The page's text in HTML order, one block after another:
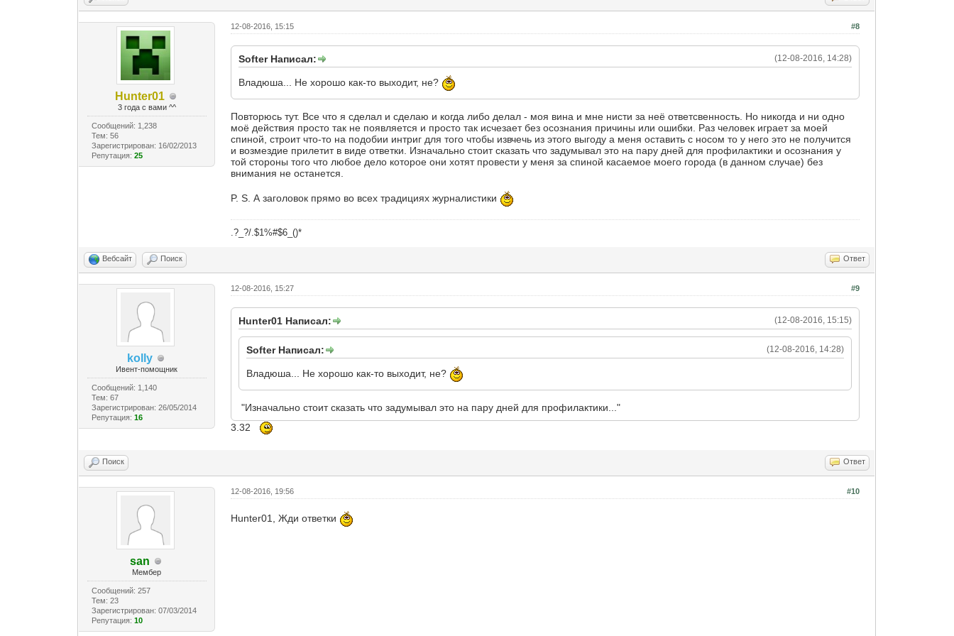
Hunter01
3 года с вами ^^
Сообщений: 1,238
Тем: 56
Зарегистрирован: 16/02/2013
Репутация: 25
#8
12-08-2016, 15:15
(12-08-2016, 14:28)
Softer Написал:
Владюша... Не хорошо как-то выходит, не?
Повторюсь тут. Все что я сделал и сделаю и когда либо делал - моя вина и мне нисти за неё ответсвенность. Но никогда и ни одно
моё действия просто так не появляется и просто так исчезает без осознания причины или ошибки. Раз человек играет за моей
спиной, строит что-то на подобии интриг для того чтобы извчечь из этого выгоду а меня оставить с носом то у него это не получится
и возмездие прилетит в виде ответки. Изначально стоит сказать что задумывал это на пару дней для профилактики и осознания у
той стороны того что любое дело которое они хотят провести у меня за спиной касаемое моего города (в данном случае) без
внимания не останется.
P. S. А заголовок прямо во всех традициях журналистики
.?_?/.$1%#$6_()*
Вебсайт Поиск Ответ
kolly
Ивент-помощник
Сообщений: 1,140
Тем: 67
Зарегистрирован: 26/05/2014
Репутация: 16
#9
12-08-2016, 15:27
(12-08-2016, 15:15)
Hunter01 Написал:
(12-08-2016, 14:28)
Softer Написал:
Владюша... Не хорошо как-то выходит, не?
"Изначально стоит сказать что задумывал это на пару дней для профилактики..."
3.32
Поиск Ответ
san
Мембер
Сообщений: 257
Тем: 23
Зарегистрирован: 07/03/2014
Репутация: 10
#10
12-08-2016, 19:56
Hunter01, Жди ответки